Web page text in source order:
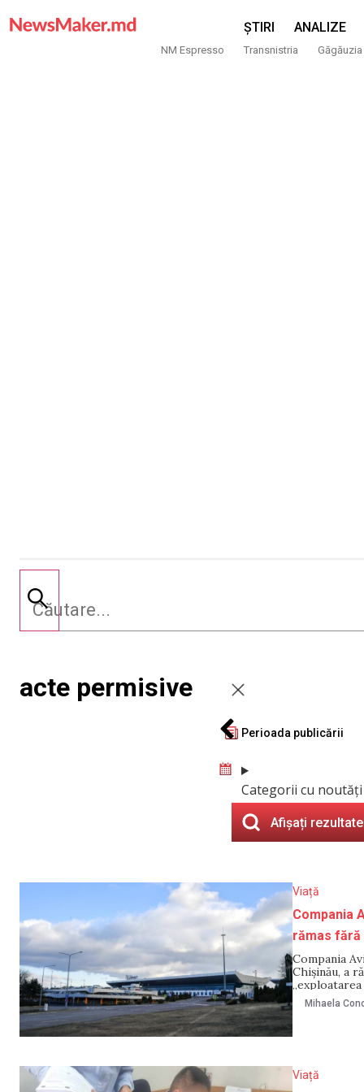
ȘTIRI ANALIZE
NM Espresso Transnistria Găgăuzia
acte permisive
Perioada publicării
Categorii cu noutăți
Afișați
Viață
Compania
rămas fără
Compania
Chișinău, a
canalizării,
pe 29
Mihaela
Viață